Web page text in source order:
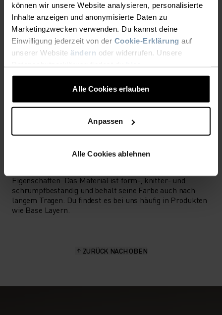
können wir unsere Website analysieren, personalisierte
Inhalte anzeigen und anonymisierte Daten zu
Marketingzwecken verwenden. Du kannst deine
Einwilligung jederzeit von der Cookie-Erklärung auf
unserer Website ändern oder widerrufen. Unsere
Alle Cookies erlauben
Anpassen
Alle Cookies ablehnen
AKTIVITÄTSNIVEAU
NIEDRIG MODERAT HOCH
ALLES HOCHINTENSIVE AKTIVITÄTEN
Running
Polyester ist eine strapazierfähige Kunstfaser mit
Eigenschaften. Das Material ist form-, knitter- und
schrumpfbeständig und behält seine Farbe auch nach
langem Tragen. Du findest es bei uns häufig in Produkten
wie Base Layern.
ZURÜCK NACH OBEN